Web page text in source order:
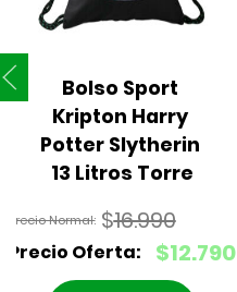
Bolso Sport
Kripton Harry
Potter Slytherin
13 Litros Torre
$16.990
El
precio
$12.790
El